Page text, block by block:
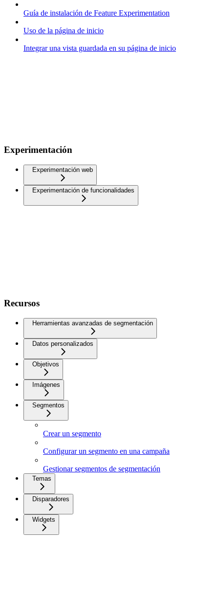
Guía de instalación de Feature Experimentation
Uso de la página de inicio
Integrar una vista guardada en su página de inicio
Experimentación
Experimentación web
Experimentación de funcionalidades
Recursos
Herramientas avanzadas de segmentación
Datos personalizados
Objetivos
Imágenes
Segmentos
Crear un segmento
Configurar un segmento en una campaña
Gestionar segmentos de segmentación
Temas
Disparadores
Widgets